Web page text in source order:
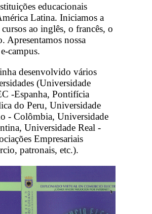
educacionais
Latina. Iniciamos a
ao inglês, o francês, o
Apresentamos nossa
campus.
desenvolvido vários
(Universidade
-Espanha, Pontifícia
do Peru, Universidade
- Colômbia, Universidade
Universidade Real -
Empresariais
patronais, etc.).